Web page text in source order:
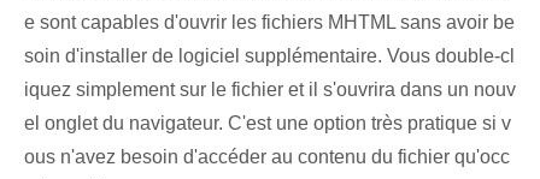
e sont capables d'ouvrir les fichiers MHTML sans avoir be
soin d'installer de logiciel supplémentaire. Vous double-cl
iquez simplement sur le fichier et il s'ouvrira dans un nouv
el onglet du navigateur. C'est une option très pratique si v
ous n'avez besoin d'accéder au contenu du fichier qu'occ